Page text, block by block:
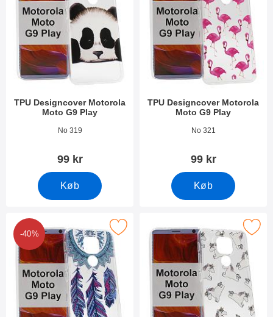
TPU Designcover Motorola
Moto G9 Play
Varenr 37791No 319
99 kr
Køb
TPU Designcover Motorola
Moto G9 Play
Varenr 37789No 321
99 kr
Køb
-40%
tPU Designcover Motorola Moto G9 Play som favorit
Marker tPU Designcover Motorola